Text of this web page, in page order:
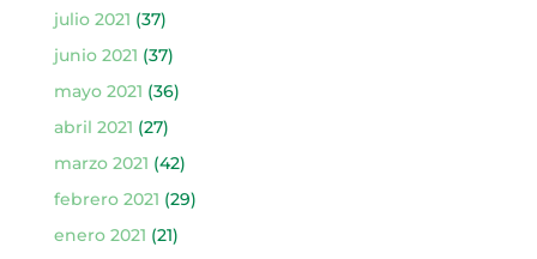
julio 2021 (37)
junio 2021 (37)
mayo 2021 (36)
abril 2021 (27)
marzo 2021 (42)
febrero 2021 (29)
enero 2021 (21)